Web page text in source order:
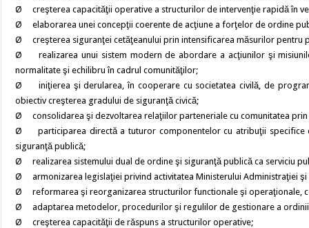
Ø creşterea capacităţii operative a structurilor de intervenţie rapidă în
Ø elaborarea unei concepţii coerente de acţiune a forţelor de ordine
Ø creşterea siguranţei cetăţeanului prin intensificarea măsurilor pentru
Ø realizarea unui sistem modern de abordare a acţiunilor şi
normalitate şi echilibru în cadrul comunităţilor;
Ø iniţierea şi derularea, în cooperare cu societatea civilă, de
obiectiv creşterea gradului de siguranţă civică;
Ø consolidarea şi dezvoltarea relaţiilor parteneriale cu comunitatea
Ø participarea directă a tuturor componentelor cu atribuţii specifice
siguranţă publică;
Ø realizarea sistemului dual de ordine şi siguranţă publică ca serviciu
Ø armonizarea legislaţiei privind activitatea Ministerului Administraţiei
Ø reformarea şi reorganizarea structurilor functionale şi operaţionale,
Ø adaptarea metodelor, procedurilor şi regulilor de gestionare a ordinii
Ø creşterea capacităţii de răspuns a structurilor operative;